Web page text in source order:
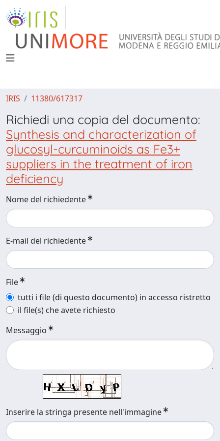
IRIS 11380/617317
Richiedi una copia del documento:
Synthesis and characterization of
glucosyl-curcuminoids as Fe3+
suppliers in the treatment of iron
deficiency
Nome del richiedente
E-mail del richiedente
File
tutti i file (di questo documento) in accesso ristretto
il file(s) che avete richiesto
Messaggio
Inserire la stringa presente nell'immagine